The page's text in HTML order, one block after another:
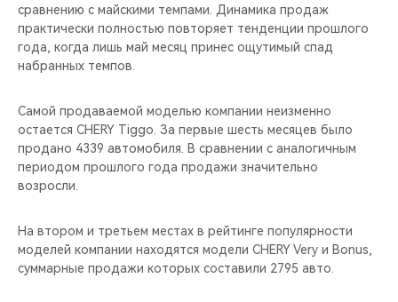
CHERY ДЛЯ ДЕТЕЙ
сравнению с майскими темпами. Динамика продаж
практически полностью повторяет тенденции прошлого
года, когда лишь май месяц принес ощутимый спад
набранных темпов.
Самой продаваемой моделью компании неизменно
остается CHERY Tiggo. За первые шесть месяцев было
продано 4339 автомобиля. В сравнении с аналогичным
периодом прошлого года продажи значительно
возросли.
На втором и третьем местах в рейтинге популярности
моделей компании находятся модели CHERY Very и Bonus,
суммарные продажи которых составили 2795 авто.